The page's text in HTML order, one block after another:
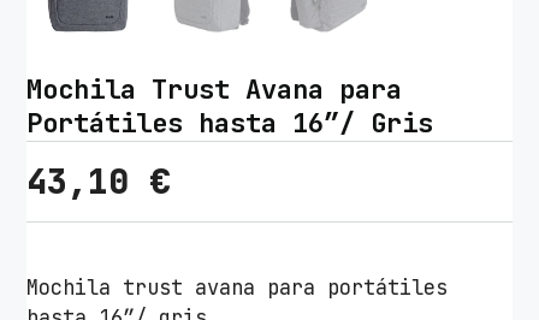
Mochila Trust Avana para
Portátiles hasta 16″/ Gris
43,10 €
Mochila trust avana para portátiles